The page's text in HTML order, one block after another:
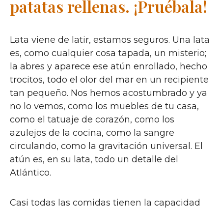
patatas rellenas. ¡Pruébala!
Lata viene de latir, estamos seguros. Una lata
es, como cualquier cosa tapada, un misterio;
la abres y aparece ese atún enrollado, hecho
trocitos, todo el olor del mar en un recipiente
tan pequeño. Nos hemos acostumbrado y ya
no lo vemos, como los muebles de tu casa,
como el tatuaje de corazón, como los
azulejos de la cocina, como la sangre
circulando, como la gravitación universal. El
atún es, en su lata, todo un detalle del
Atlántico.
Casi todas las comidas tienen la capacidad